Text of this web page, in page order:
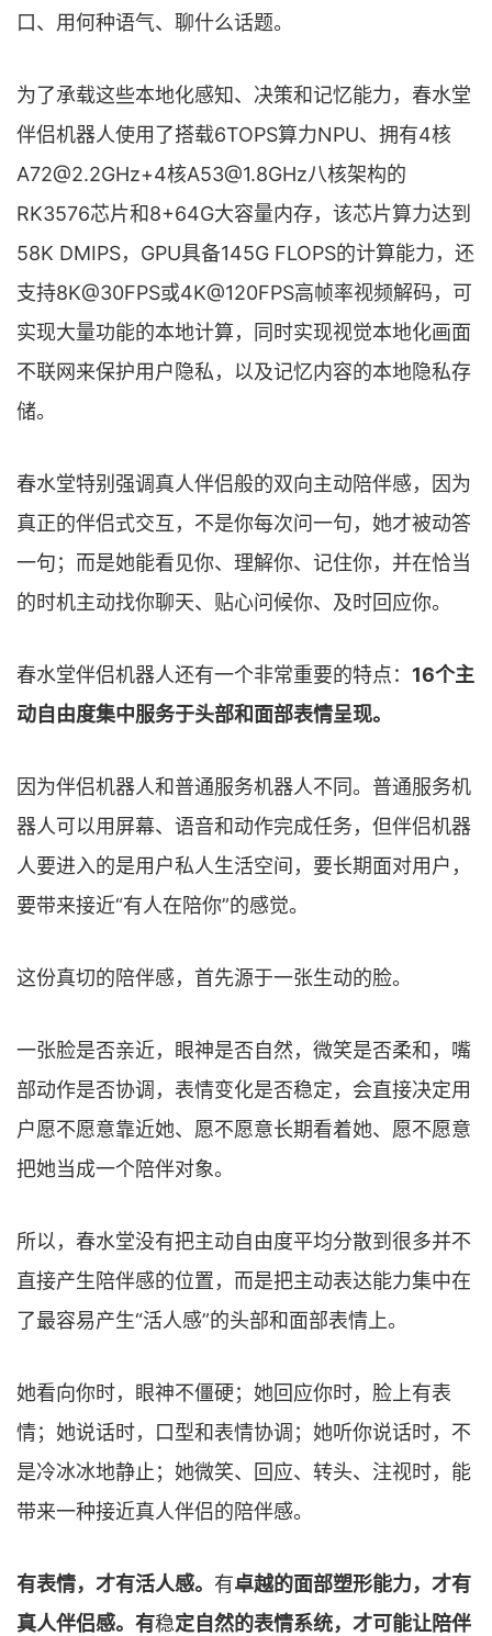
口、用何种语气、聊什么话题。
为了承载这些本地化感知、决策和记忆能力，春水堂
伴侣机器人使用了搭载6TOPS算力NPU、拥有4核
A72@2.2GHz+4核A53@1.8GHz八核架构的
RK3576芯片和8+64G大容量内存，该芯片算力达到
58K DMIPS，GPU具备145G FLOPS的计算能力，还
支持8K@30FPS或4K@120FPS高帧率视频解码，可
实现大量功能的本地计算，同时实现视觉本地化画面
不联网来保护用户隐私，以及记忆内容的本地隐私存
储。
春水堂特别强调真人伴侣般的双向主动陪伴感，因为
真正的伴侣式交互，不是你每次问一句，她才被动答
一句；而是她能看见你、理解你、记住你，并在恰当
的时机主动找你聊天、贴心问候你、及时回应你。
春水堂伴侣机器人还有一个非常重要的特点： 16个主
动自由度集中服务于头部和面部表情呈现。
因为伴侣机器人和普通服务机器人不同。普通服务机
器人可以用屏幕、语音和动作完成任务，但伴侣机器
人要进入的是用户私人生活空间，要长期面对用户，
要带来接近“有人在陪你”的感觉。
这份真切的陪伴感，首先源于一张生动的脸。
一张脸是否亲近，眼神是否自然，微笑是否柔和，嘴
部动作是否协调，表情变化是否稳定，会直接决定用
户愿不愿意靠近她、愿不愿意长期看着她、愿不愿意
把她当成一个陪伴对象。
所以，春水堂没有把主动自由度平均分散到很多并不
直接产生陪伴感的位置，而是把主动表达能力集中在
了最容易产生“活人感”的头部和面部表情上。
她看向你时，眼神不僵硬；她回应你时，脸上有表
情；她说话时，口型和表情协调；她听你说话时，不
是冷冰冰地静止；她微笑、回应、转头、注视时，能
带来一种接近真人伴侣的陪伴感。
有表情，才有活人感。 有卓越的面部塑形能力，才有
真人伴侣感。有稳定自然的表情系统，才可能让陪伴